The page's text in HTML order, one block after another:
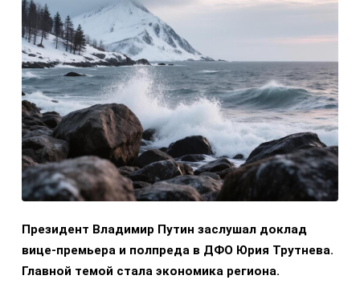
Президент Владимир Путин заслушал доклад
вице-премьера и полпреда в ДФО Юрия Трутнева.
Главной темой стала экономика региона.